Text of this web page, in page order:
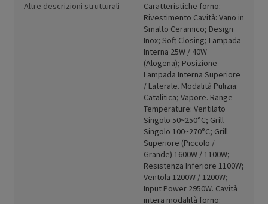
Altre descrizioni strutturali
Caratteristiche forno:
Rivestimento Cavità: Vano in
Smalto Ceramico; Design
Inox; Soft Closing; Lampada
Interna 25W / 40W
(Alogena); Posizione
Lampada Interna Superiore
/ Laterale. Modalità Pulizia:
Catalitica; Vapore. Range
Temperature: Ventilato
Singolo 50~250°C; Grill
Singolo 100~270°C; Grill
Superiore (Piccolo /
Grande) 1600W / 1100W;
Resistenza Inferiore 1100W;
Ventola 1200W / 1200W;
Input Power 2950W. Cavità
intera modalità forno: